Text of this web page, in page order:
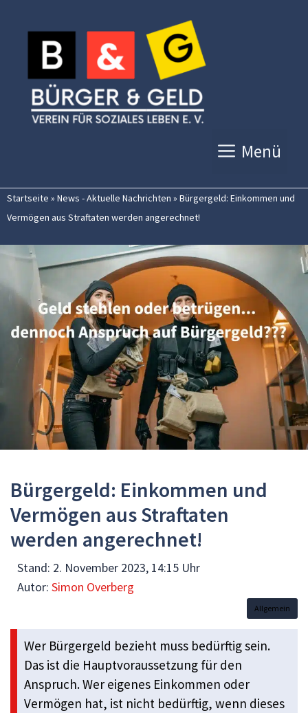
Inhalt
springen
Menü
Startseite » News - Aktuelle Nachrichten » Bürgergeld: Einkommen und
Vermögen aus Straftaten werden angerechnet!
Bürgergeld: Einkommen und
Vermögen aus Straftaten
werden angerechnet!
Stand: 2. November 2023, 14:15 Uhr
Autor: Simon Overberg
Allgemein
Wer Bürgergeld bezieht muss bedürftig sein.
Das ist die Hauptvoraussetzung für den
Anspruch. Wer eigenes Einkommen oder
Vermögen hat, ist nicht bedürftig, wenn dieses